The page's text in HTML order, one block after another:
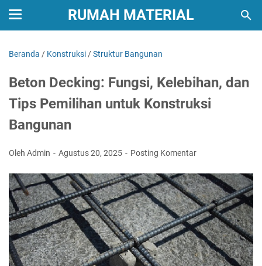
RUMAH MATERIAL
Beranda / Konstruksi /Struktur Bangunan
Beton Decking: Fungsi, Kelebihan, dan
Tips Pemilihan untuk Konstruksi
Bangunan
Oleh Admin Agustus 20, 2025 Posting Komentar